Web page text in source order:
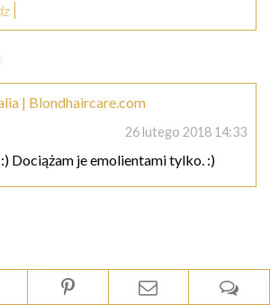
| Blondhaircare.com
26 lutego 2018 14:33
Dociążam je emolientami tylko. :)
26 lutego 2018 01:48